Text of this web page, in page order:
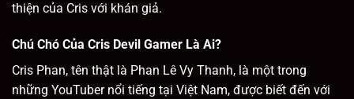
thiện của Cris với khán giả.
Chú Chó Của Cris Devil Gamer Là Ai?
Cris Phan, tên thật là Phan Lê Vy Thanh, là một trong
những YouTuber nổi tiếng tại Việt Nam, được biết đến với